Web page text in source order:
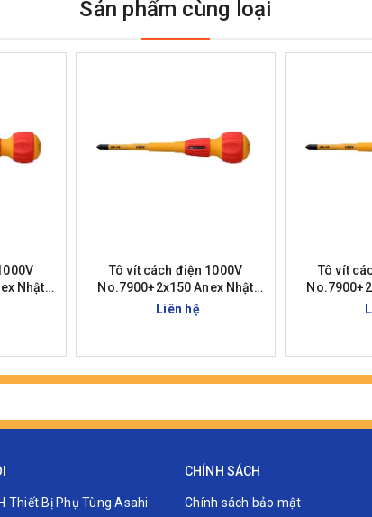
Anex ở đâu?
sẽ hoàn toàn an tâm về chất lượng và chính hãng.
Sản phẩm cùng loại
Nhật
Tô vít cách điện 1000V
No.7900+2x150 Anex Nhật
Bản
Liên hệ
Tô vít
Thiết Bị Phụ Tùng Asahi
CHÍNH SÁCH
Chính sách bảo mật